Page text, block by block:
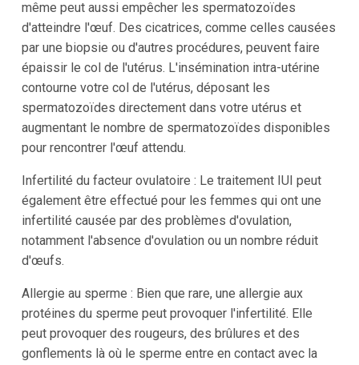
même peut aussi empêcher les spermatozoïdes
d'atteindre l'œuf. Des cicatrices, comme celles causées
par une biopsie ou d'autres procédures, peuvent faire
épaissir le col de l'utérus. L'insémination intra-utérine
contourne votre col de l'utérus, déposant les
spermatozoïdes directement dans votre utérus et
augmentant le nombre de spermatozoïdes disponibles
pour rencontrer l'œuf attendu.
Infertilité du facteur ovulatoire : Le traitement IUI peut
également être effectué pour les femmes qui ont une
infertilité causée par des problèmes d'ovulation,
notamment l'absence d'ovulation ou un nombre réduit
d'œufs.
Allergie au sperme : Bien que rare, une allergie aux
protéines du sperme peut provoquer l'infertilité. Elle
peut provoquer des rougeurs, des brûlures et des
gonflements là où le sperme entre en contact avec la